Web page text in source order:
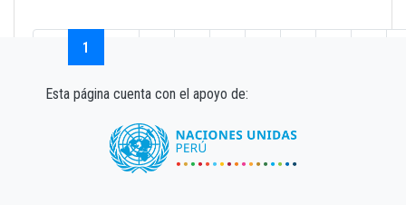
1
Esta página cuenta con el apoyo de: